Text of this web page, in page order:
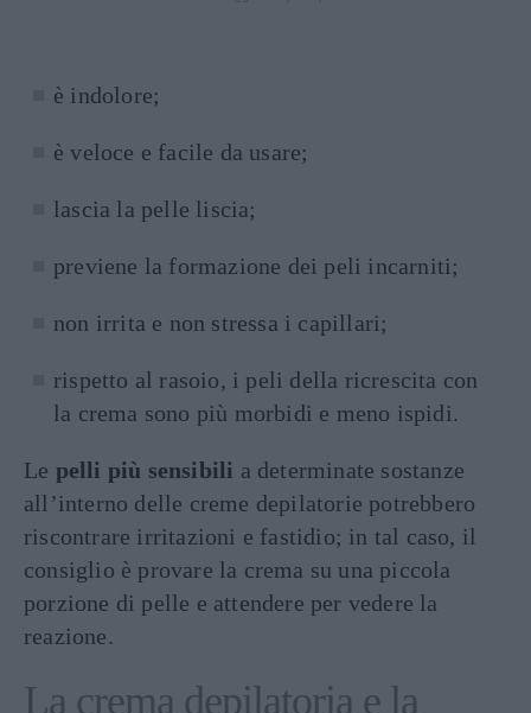
è indolore;
è veloce e facile da usare;
lascia la pelle liscia;
previene la formazione dei peli incarniti;
non irrita e non stressa i capillari;
rispetto al rasoio, i peli della ricrescita con
la crema sono più morbidi e meno ispidi.
Le pelli più sensibili a determinate sostanze
all’interno delle creme depilatorie potrebbero
riscontrare irritazioni e fastidio; in tal caso, il
consiglio è provare la crema su una piccola
porzione di pelle e attendere per vedere la
reazione.
La crema depilatoria e la